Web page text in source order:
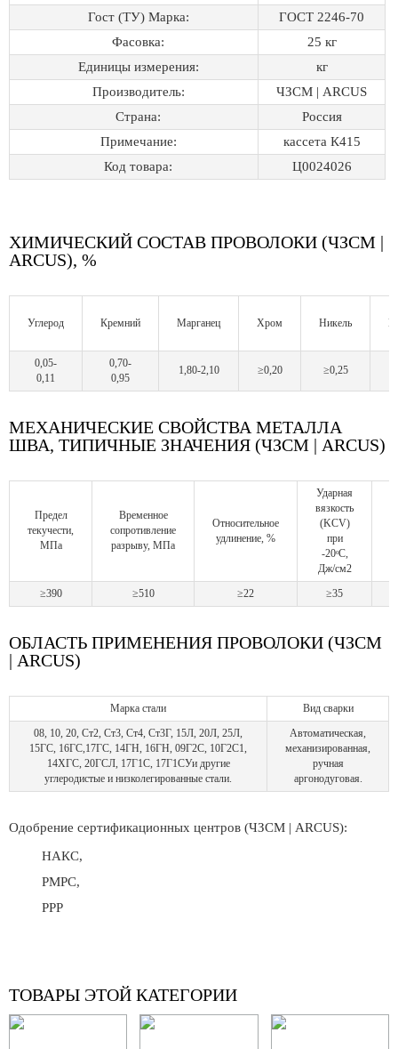
Гост (ТУ) Марка:
ГОСТ 2246-70
Фасовка:
25 кг
Единицы измерения:
кг
Производитель:
ЧЗСМ | ARCUS
Страна:
Россия
Примечание:
кассета К415
Код товара:
Ц0024026
ХИМИЧЕСКИЙ СОСТАВ ПРОВОЛОКИ (ЧЗСМ |
ARCUS), %
Углерод Кремний Марганец Хром Никель
0,05-
0,11
0,70-
0,95
1,80-2,10 ≥0,20 ≥0,25
МЕХАНИЧЕСКИЕ СВОЙСТВА МЕТАЛЛА
ШВА, ТИПИЧНЫЕ ЗНАЧЕНИЯ (ЧЗСМ | ARCUS)
Предел
текучести,
МПа
Временное
сопротивление
разрыву, МПа
Относительное
удлинение, %
Ударная
вязкость
(KCV)
при
-20ᵒС,
Дж/см2
≥390
≥510 ≥22 ≥35
ОБЛАСТЬ ПРИМЕНЕНИЯ ПРОВОЛОКИ (ЧЗСМ
| ARCUS)
Марка стали
Вид сварки
08, 10, 20, Ст2, Ст3, Ст4, Ст3Г, 15Л, 20Л, 25Л,
15ГС, 16ГС,17ГС, 14ГН, 16ГН, 09Г2С, 10Г2С1,
14ХГС, 20ГСЛ, 17Г1С, 17Г1СУи другие
углеродистые и низколегированные стали.
Автоматическая,
механизированная,
ручная
аргонодуговая.
Одобрение сертификационных центров (ЧЗСМ | ARCUS):
НАКС,
РМРС,
РРР
ТОВАРЫ ЭТОЙ КАТЕГОРИИ